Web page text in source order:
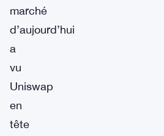
marché
d’aujourd’hui
a
vu
Uniswap
en
tête